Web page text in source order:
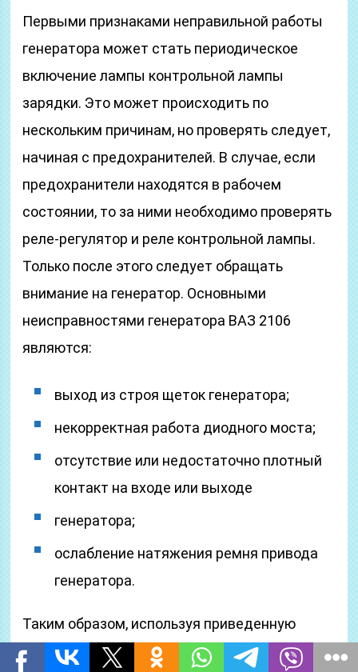
Первыми признаками неправильной работы
генератора может стать периодическое
включение лампы контрольной лампы
зарядки. Это может происходить по
нескольким причинам, но проверять следует,
начиная с предохранителей. В случае, если
предохранители находятся в рабочем
состоянии, то за ними необходимо проверять
реле-регулятор и реле контрольной лампы.
Только после этого следует обращать
внимание на генератор. Основными
неисправностями генератора ВАЗ 2106
являются:
выход из строя щеток генератора;
некорректная работа диодного моста;
отсутствие или недостаточно плотный
контакт на входе или выходе
генератора;
ослабление натяжения ремня привода
генератора.
Таким образом, используя приведенную
схему, можно установить неисправность в